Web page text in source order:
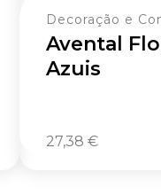
Decoração e
Avental
Azuis
27,38 €